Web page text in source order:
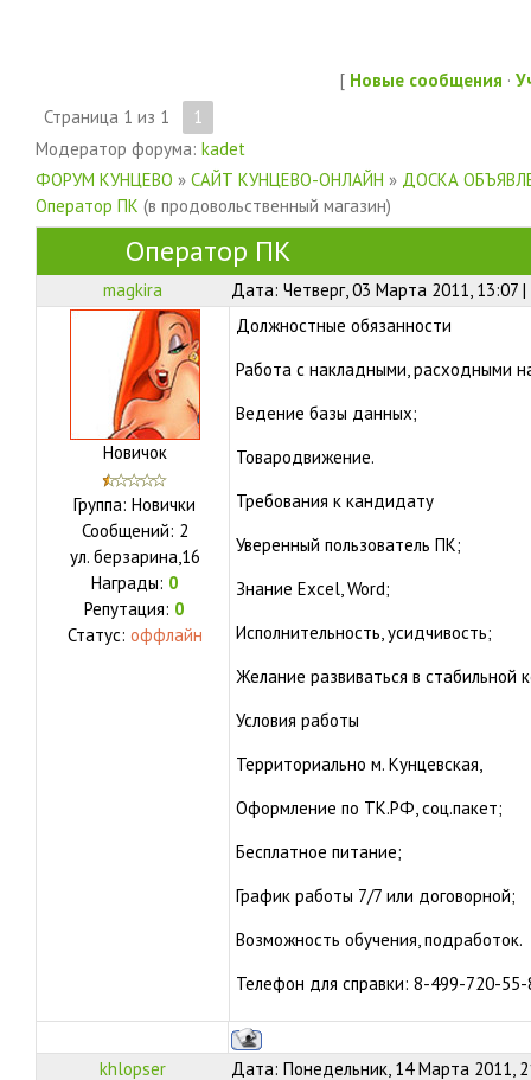
[ Новые сообщения ·
Страница 1 из 1
1
Модератор форума: kadet
ФОРУМ КУНЦЕВО » САЙТ КУНЦЕВО-ОНЛАЙН » ДОСКА
Оператор ПК (в продовольственный магазин)
Оператор ПК
magkira Дата: Четверг, 03 Марта 2011, 13:07
Новичок
Группа: Новички
Сообщений: 2
ул. берзарина,16
Награды: 0
Репутация: 0
Статус: оффлайн
Должностные обязанности
Работа с накладными, расходными
Ведение базы данных;
Товародвижение.
Требования к кандидату
Уверенный пользователь ПК;
Знание Excel, Word;
Исполнительность, усидчивость;
Желание развиваться в стабильной
Условия работы
Территориально м. Кунцевская,
Оформление по ТК.РФ, соц.пакет;
Бесплатное питание;
График работы 7/7 или договорной;
Возможность обучения, подработок.
Телефон для справки: 8-499-720-
khlopser Дата: Понедельник, 14 Марта 2011,